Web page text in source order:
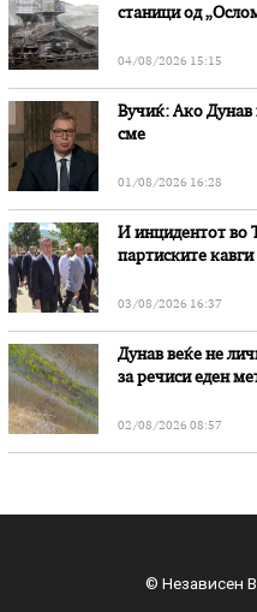
станици од
04/08/2026 15:15
Вучиќ: Ако Дунав
сме
01/08/2026 16:28
И инцидентот во
партиските кавги
03/08/2026 16:37
Дунав веќе не
за речиси еден
02/08/2026 08:57
© Независен